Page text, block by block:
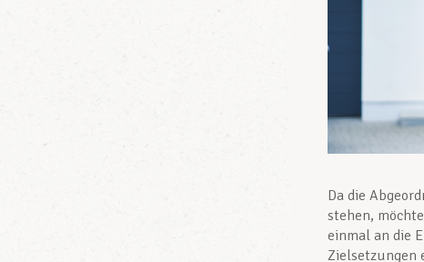
Da die
stehen,
einmal an die
Zielsetzungen